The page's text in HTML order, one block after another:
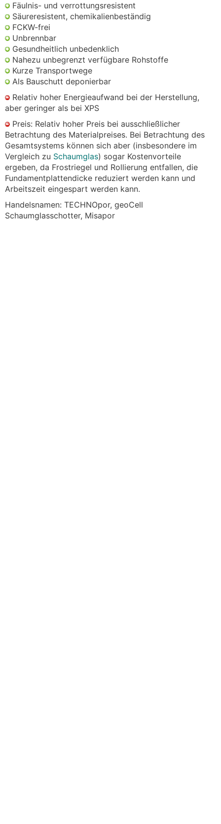
Fäulnis- und verrottungsresistent
Säureresistent, chemikalienbeständig
FCKW-frei
Unbrennbar
Gesundheitlich unbedenklich
Nahezu unbegrenzt verfügbare Rohstoffe
Kurze Transportwege
Als Bauschutt deponierbar
Relativ hoher Energieaufwand bei der Herstellung,
aber geringer als bei XPS
Preis: Relativ hoher Preis bei ausschließlicher
Betrachtung des Materialpreises. Bei Betrachtung des
Gesamtsystems können sich aber (insbesondere im
Vergleich zu Schaumglas) sogar Kostenvorteile
ergeben, da Frostriegel und Rollierung entfallen, die
Fundamentplattendicke reduziert werden kann und
Arbeitszeit eingespart werden kann.
Handelsnamen: TECHNOpor, geoCell
Schaumglasschotter, Misapor